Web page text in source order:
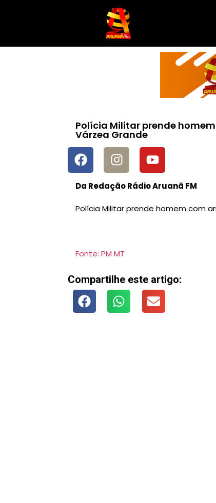
Polícia Militar prende
Várzea Grande
Da Redação Rádio Aruanã FM
Polícia Militar prende homem com
Fonte: PM MT
Compartilhe este artigo: